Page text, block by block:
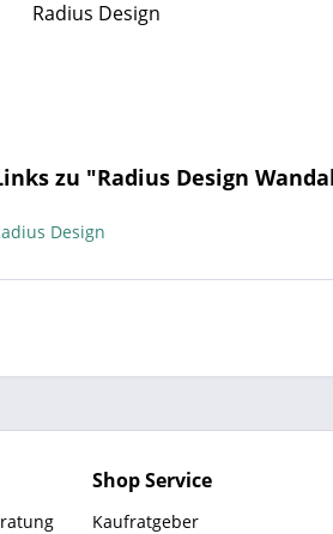
Radius Design
zu "Radius Design
Design
Shop Service
Kaufratgeber